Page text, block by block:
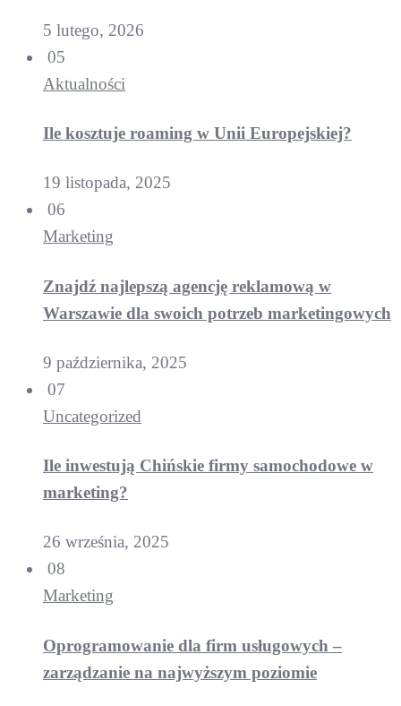
5 lutego, 2026
05
Aktualności
Ile kosztuje roaming w Unii Europejskiej?
19 listopada, 2025
06
Marketing
Znajdź najlepszą agencję reklamową w
Warszawie dla swoich potrzeb marketingowych
9 października, 2025
07
Uncategorized
Ile inwestują Chińskie firmy samochodowe w
marketing?
26 września, 2025
08
Marketing
Oprogramowanie dla firm usługowych –
zarządzanie na najwyższym poziomie